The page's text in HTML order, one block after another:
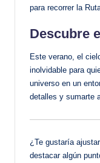
para recorrer la
Descubre
Este verano, el
inolvidable para
universo en un
detalles y sumarte
¿Te gustaría
destacar algún